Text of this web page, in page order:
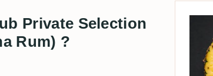
Private Selection
Rum) ?